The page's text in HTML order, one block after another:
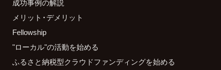
成功事例の解説
メリット・デメリット
Fellowship
"ローカル"の活動を始める
ふるさと納税型クラウドファンディングを始める